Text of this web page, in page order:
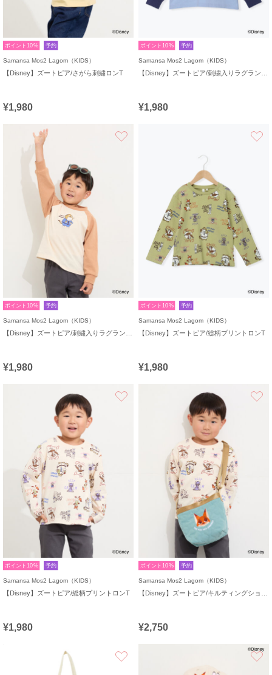
ポイント10% 予約
Samansa Mos2 Lagom（KIDS）
【Disney】ズートピア/さがら刺繍ロンT
¥1,980
ポイント10% 予約
Samansa Mos2 Lagom（KIDS）
¥1,980
ポイント10% 予約
Samansa Mos2 Lagom（KIDS）
¥1,980
ポイント10% 予約
Samansa Mos2 Lagom（KIDS）
【Disney】ズートピア/総柄プリントロンT
¥1,980
ポイント10% 予約
Samansa Mos2 Lagom（KIDS）
【Disney】ズートピア/総柄プリントロンT
¥1,980
ポイント10% 予約
Samansa Mos2 Lagom（KIDS）
¥2,750